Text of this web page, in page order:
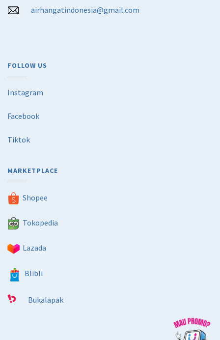
airhangatindonesia@gmail.com
FOLLOW US
Instagram
Facebook
Tiktok
MARKETPLACE
Shopee
Tokopedia
Lazada
Blibli
Bukalapak